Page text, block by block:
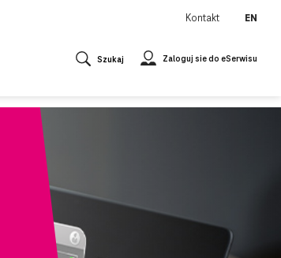
Kontakt EN
Szukaj Zaloguj sie do eSerwisu